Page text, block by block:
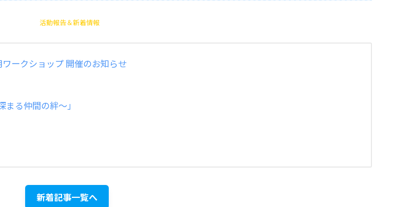
活動報告＆新着情報
ークショップ 開催のお知らせ
る仲間の絆～」
新着記事一覧へ